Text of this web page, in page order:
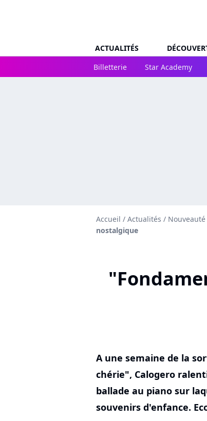
ACTUALITÉS
Billetterie
Star Academy
Accueil / Actualités /
nostalgique
A une semaine de la
chérie", Calogero
ballade au piano sur
souvenirs d'enfance.